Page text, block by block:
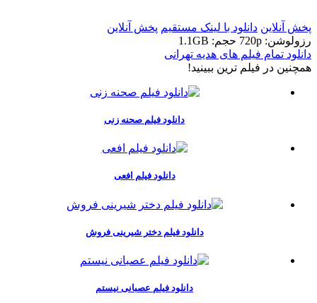
پخش آنلاین دانلود با لينک مستقيم پخش آنلاین
رزولوشن: 720p
حجم: 1.1GB
دانلود تمام فیلم های هدیه تهرانی
همچنين در فيلم ترين ببينيد!
دانلود فیلم صحنه زنی
دانلود فیلم افعی
دانلود فیلم دختر شیرینی فروش
دانلود فیلم عصبانی نیستم